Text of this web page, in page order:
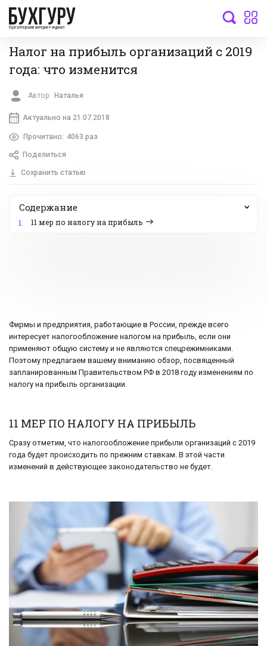
бухгалтерский интернет-журнал
Налог на прибыль организаций с 2019
года: что изменится
Автор: Наталья
Актуально на 21.07.2018
Прочитано: 4063 раз
Поделиться
Сохранить статью
Содержание
1. 11 мер по налогу на прибыль
Фирмы и предприятия, работающие в России, прежде всего
интересует налогообложение налогом на прибыль, если они
применяют общую систему и не являются спецрежимниками.
Поэтому предлагаем вашему вниманию обзор, посвященный
запланированным Правительством РФ в 2018 году изменениям по
налогу на прибыль организации.
11 МЕР ПО НАЛОГУ НА ПРИБЫЛЬ
Сразу отметим, что налогообложение прибыли организаций с 2019
года будет происходить по прежним ставкам. В этой части
изменений в действующее законодательство не будет.